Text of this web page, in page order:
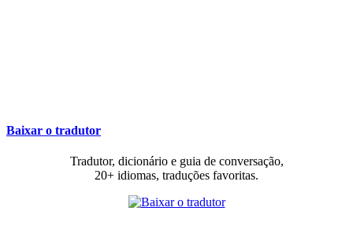
Baixar o tradutor
Tradutor, dicionário e guia de conversação,
20+ idiomas, traduções favoritas.